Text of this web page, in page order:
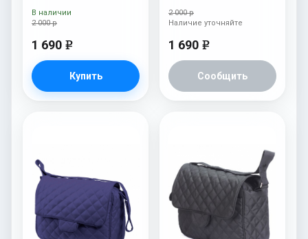
2 000 р
1 690 e
Купить
В наличии 2 000 р
1 690 e
Сообщить
Наличие уточняйте